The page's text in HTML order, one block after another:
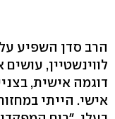
הרב סדן השפיע
לווינשטיין,
דוגמה אישית,
אישי. הייתי